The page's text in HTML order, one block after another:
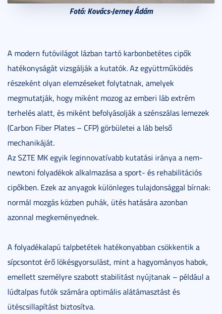
Fotó: Kovács-Jerney Ádám
A modern futóvilágot lázban tartó karbonbetétes cipők
hatékonyságát vizsgálják a kutatók. Az együttműködés
részeként olyan elemzéseket folytatnak, amelyek
megmutatják, hogy miként mozog az emberi láb extrém
terhelés alatt, és miként befolyásolják a szénszálas lemezek
(Carbon Fiber Plates – CFP) görbületei a láb belső
mechanikáját.
Az SZTE MK egyik leginnovatívabb kutatási iránya a nem-
newtoni folyadékok alkalmazása a sport- és rehabilitációs
cipőkben. Ezek az anyagok különleges tulajdonsággal bírnak:
normál mozgás közben puhák, ütés hatására azonban
azonnal megkeményednek.
A folyadékalapú talpbetétek hatékonyabban csökkentik a
sípcsontot érő lökésgyorsulást, mint a hagyományos habok,
emellett személyre szabott stabilitást nyújtanak – például a
lúdtalpas futók számára optimális alátámasztást és
ütéscsillapítást biztosítva.